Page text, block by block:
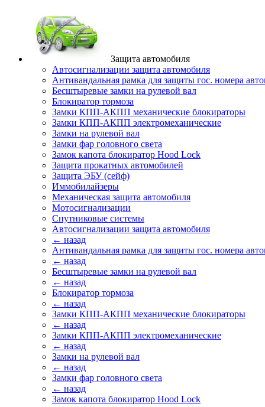
Защита автомобиля
Автосигнализации защита автомобиля
Антивандальная рамка для защиты гос. номера
Бесштыревые замки на рулевой вал
Блокиратор тормоза
Замки КПП-АКПП механические блокираторы
Замки КПП-АКПП электромеханические
Замки на рулевой вал
Замки фар головного света
Замок капота блокиратор Hood Lock
Защита прокатных автомобилей
Защита ЭБУ (сейф)
Иммобилайзеры
Механическая защита автомобиля
Мотосигнализации
Спутниковые системы
Автосигнализации защита автомобиля
← назад
Антивандальная рамка для защиты гос. номера
← назад
Бесштыревые замки на рулевой вал
← назад
Блокиратор тормоза
← назад
Замки КПП-АКПП механические блокираторы
← назад
Замки КПП-АКПП электромеханические
← назад
Замки на рулевой вал
← назад
Замки фар головного света
← назад
Замок капота блокиратор Hood Lock